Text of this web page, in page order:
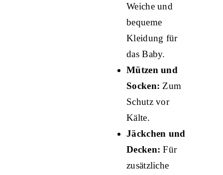
Weiche und
bequeme
Kleidung für
das Baby.
Mützen und
Socken: Zum
Schutz vor
Kälte.
Jäckchen und
Decken: Für
zusätzliche